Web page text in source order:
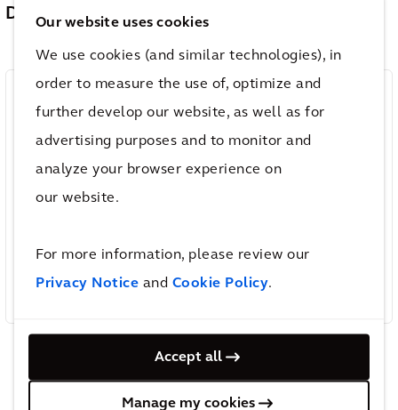
Our website uses cookies
We use cookies (and similar technologies), in
order to measure the use of, optimize and
further develop our website, as well as for
advertising purposes and to monitor and
analyze your browser experience on
our website.
For more information, please review our
Privacy Notice and Cookie Policy.
Accept all
Manage my cookies
Dare to be Digital – ein Erfahrungsbericht
Jetzt den Erfahrungsbericht
herunterladen!
Download (1,21 MB)